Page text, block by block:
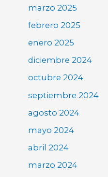
marzo 2025
febrero 2025
enero 2025
diciembre 2024
octubre 2024
septiembre 2024
agosto 2024
mayo 2024
abril 2024
marzo 2024